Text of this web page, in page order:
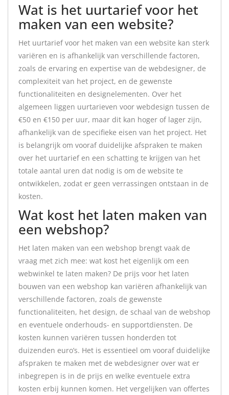
Wat is het uurtarief voor het
maken van een website?
Het uurtarief voor het maken van een website kan sterk
variëren en is afhankelijk van verschillende factoren,
zoals de ervaring en expertise van de webdesigner, de
complexiteit van het project, en de gewenste
functionaliteiten en designelementen. Over het
algemeen liggen uurtarieven voor webdesign tussen de
€50 en €150 per uur, maar dit kan hoger of lager zijn,
afhankelijk van de specifieke eisen van het project. Het
is belangrijk om vooraf duidelijke afspraken te maken
over het uurtarief en een schatting te krijgen van het
totale aantal uren dat nodig is om de website te
ontwikkelen, zodat er geen verrassingen ontstaan in de
kosten.
Wat kost het laten maken van
een webshop?
Het laten maken van een webshop brengt vaak de
vraag met zich mee: wat kost het eigenlijk om een
webwinkel te laten maken? De prijs voor het laten
bouwen van een webshop kan variëren afhankelijk van
verschillende factoren, zoals de gewenste
functionaliteiten, het design, de schaal van de webshop
en eventuele onderhouds- en supportdiensten. De
kosten kunnen variëren tussen honderden tot
duizenden euro’s. Het is essentieel om vooraf duidelijke
afspraken te maken met de webdesigner over wat er
inbegrepen is in de prijs en welke eventuele extra
kosten erbij kunnen komen. Het vergelijken van offertes